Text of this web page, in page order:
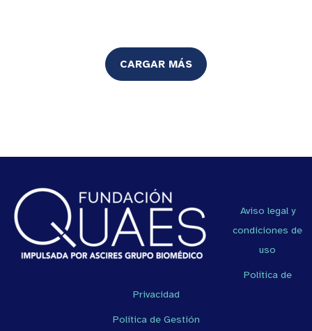
CARGAR MÁS
Aviso legal y
condiciones de
uso
Política de
Privacidad
Política de Gestión